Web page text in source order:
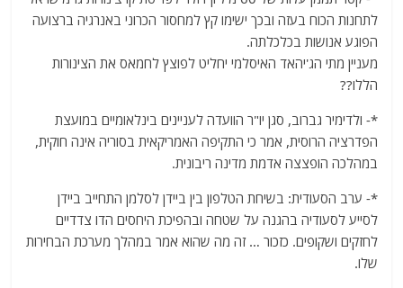
לתחנות הכוח בעזה ובכך ישימו קץ למחסור הכרוני באנרגיה ברצועה
הפוגע אנושות בכלכלתה.
מעניין מתי הג'יהאד האיסלמי יחליט לפוצץ לחמאס את הצינורות
הללו??
*- ולדימיר גברוב, סגן יו"ר הוועדה לעניינים בינלאומיים במועצת
הפדרציה הרוסית, אמר כי התקיפה האמריקאית בסוריה אינה חוקית,
במהלכה הופצצה אדמת מדינה ריבונית.
*- ערב הסעודית: בשיחת הטלפון בין ביידן לסלמן התחייב ביידן
לסייע לסעודיה בהגנה על שטחה ובהפיכת היחסים הדו צדדיים
לחזקים ושקופים. כזכור … זה מה שהוא אמר במהלך מערכת הבחירות
שלו.